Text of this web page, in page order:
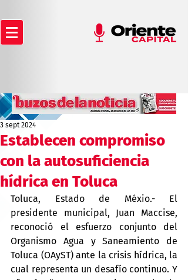
Establecen compromiso
con la autosuficiencia
hídrica en Toluca
3 sept 2024
Toluca, Estado de Méxio.- El
presidente municipal, Juan Maccise,
reconoció el esfuerzo conjunto del
Organismo Agua y Saneamiento de
Toluca (OAyST) ante la crisis hídrica, la
cual representa un desafío continuo. Y